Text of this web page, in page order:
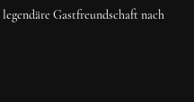
Gastfreundschaft nach